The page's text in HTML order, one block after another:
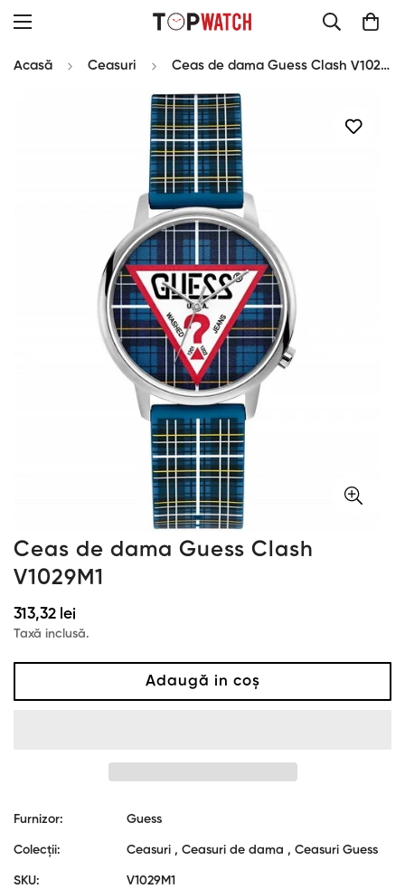
Acasă Ceasuri Ceas de dama Guess Clash V1029M1
Ceas de dama Guess Clash
V1029M1
Preț
obișnuit
313,32 lei
Taxă inclusă.
Adaugă in coş
Furnizor: Guess
Colecții: Ceasuri , Ceasuri de dama , Ceasuri Guess
SKU: V1029M1